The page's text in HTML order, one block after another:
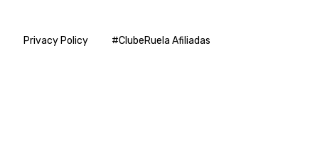
Privacy Policy #ClubeRuela Afiliadas